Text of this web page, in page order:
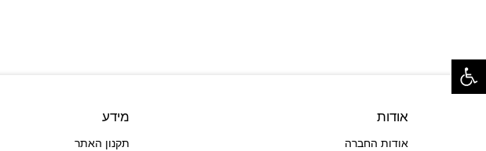
אודות
אודות החברה
מידע
תקנון האתר
פתח סרגל נגישות